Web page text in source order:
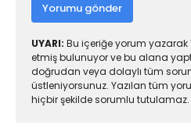
Yorumu gönder
UYARI: Bu içeriğe yorum yazarak
etmiş bulunuyor ve bu alana
doğrudan veya dolaylı tüm
üstleniyorsunuz. Yazılan tüm
hiçbir şekilde sorumlu tutulamaz.